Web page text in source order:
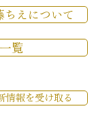
えについて
覧
情報を受け取る